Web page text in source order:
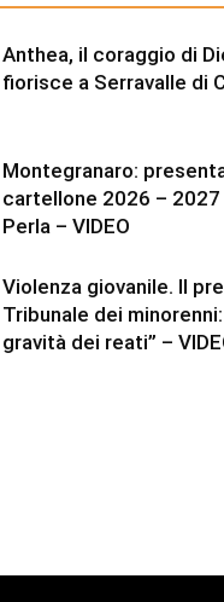
Anthea, il coraggio di
fiorisce a Serravalle di
Montegranaro:
cartellone 2026 –
Perla – VIDEO
Violenza giovanile. Il
Tribunale dei
gravità dei reati” –